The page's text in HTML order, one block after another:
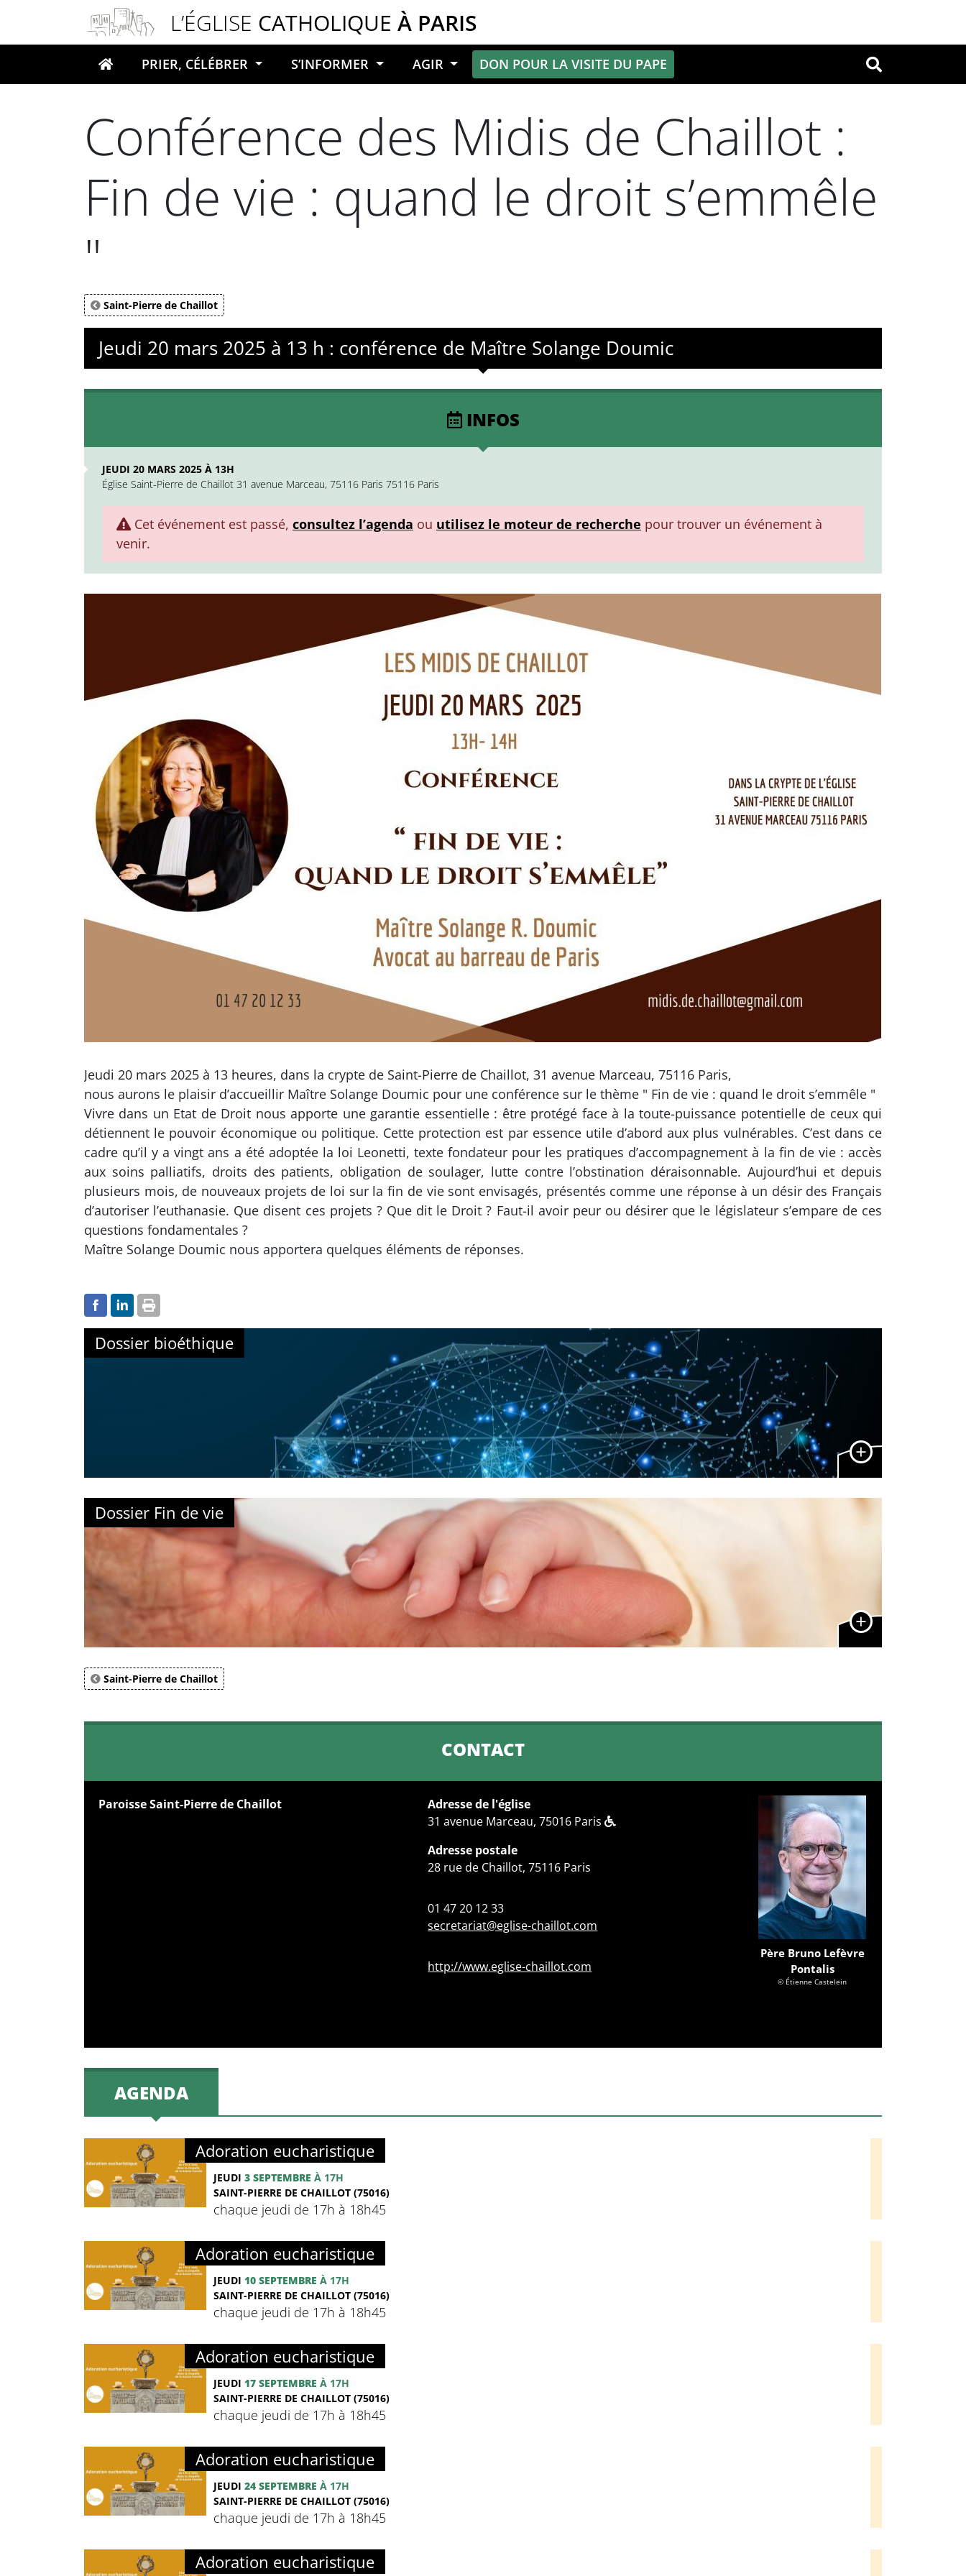
L’ÉGLISE CATHOLIQUE À PARIS
Votre recherche OK
PRIER, CÉLÉBRER S’INFORMER AGIR DON POUR LA VISITE DU PAPE
Conférence des Midis de Chaillot :
Fin de vie : quand le droit s’emmêle
"
Saint-Pierre de Chaillot
Jeudi 20 mars 2025 à 13 h : conférence de Maître Solange Doumic
INFOS
JEUDI 20 MARS 2025 À 13H
Église Saint-Pierre de Chaillot 31 avenue Marceau, 75116 Paris 75116 Paris
Cet événement est passé, consultez l’agenda ou utilisez le moteur de recherche pour trouver un événement à
venir.
Jeudi 20 mars 2025 à 13 heures, dans la crypte de Saint-Pierre de Chaillot, 31 avenue Marceau, 75116 Paris,
nous aurons le plaisir d’accueillir Maître Solange Doumic pour une conférence sur le thème " Fin de vie : quand le droit s’emmêle "
Vivre dans un Etat de Droit nous apporte une garantie essentielle : être protégé face à la toute-puissance potentielle de ceux qui
détiennent le pouvoir économique ou politique. Cette protection est par essence utile d’abord aux plus vulnérables. C’est dans ce
cadre qu’il y a vingt ans a été adoptée la loi Leonetti, texte fondateur pour les pratiques d’accompagnement à la fin de vie : accès
aux soins palliatifs, droits des patients, obligation de soulager, lutte contre l’obstination déraisonnable. Aujourd’hui et depuis
plusieurs mois, de nouveaux projets de loi sur la fin de vie sont envisagés, présentés comme une réponse à un désir des Français
d’autoriser l’euthanasie. Que disent ces projets ? Que dit le Droit ? Faut-il avoir peur ou désirer que le législateur s’empare de ces
questions fondamentales ?
Maître Solange Doumic nous apportera quelques éléments de réponses.
Dossier bioéthique
Dossier Fin de vie
Saint-Pierre de Chaillot
CONTACT
Paroisse Saint-Pierre de Chaillot
Adresse de l'église
31 avenue Marceau, 75016 Paris
Adresse postale
28 rue de Chaillot, 75116 Paris
01 47 20 12 33
secretariat@eglise-chaillot.com
http://www.eglise-chaillot.com
Père Bruno Lefèvre
Pontalis
© Étienne Castelein
AGENDA
Adoration eucharistique
JEUDI 3 SEPTEMBRE À 17H
SAINT-PIERRE DE CHAILLOT (75016)
chaque jeudi de 17h à 18h45
Adoration eucharistique
JEUDI 10 SEPTEMBRE À 17H
SAINT-PIERRE DE CHAILLOT (75016)
chaque jeudi de 17h à 18h45
Adoration eucharistique
JEUDI 17 SEPTEMBRE À 17H
SAINT-PIERRE DE CHAILLOT (75016)
chaque jeudi de 17h à 18h45
Adoration eucharistique
JEUDI 24 SEPTEMBRE À 17H
SAINT-PIERRE DE CHAILLOT (75016)
chaque jeudi de 17h à 18h45
Adoration eucharistique
Panneau de gestion des cookies